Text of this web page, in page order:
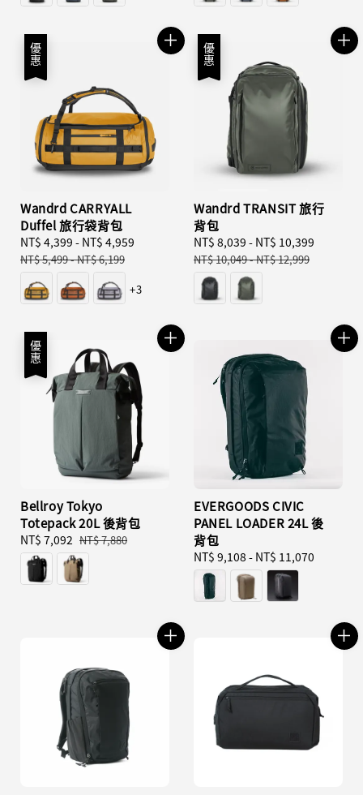
優惠
Wandrd CARRYALL
Duffel 旅行袋背包
Sale
price
NT$ 4,399 - NT$ 4,959
NT$ 5,499-NT$ 6,199
+3
優惠
Wandrd TRANSIT 旅行
背包
Sale
price
NT$ 8,039 - NT$ 10,399
NT$ 10,049-NT$ 12,999
優惠
Bellroy Tokyo
Totepack 20L 後背包
Sale
price
NT$ 7,092 Regular
price
NT$ 7,880
EVERGOODS CIVIC
PANEL LOADER 24L 後
背包
Regular
price
NT$ 9,108 - NT$ 11,070